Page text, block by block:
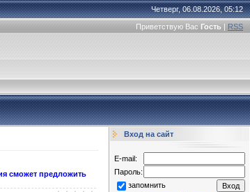
Четверг, 06.08.2026, 05:12
Приветствую Вас Гость | RSS
сможет предложить
Вход на сайт
E-mail:
Пароль:
запомнить